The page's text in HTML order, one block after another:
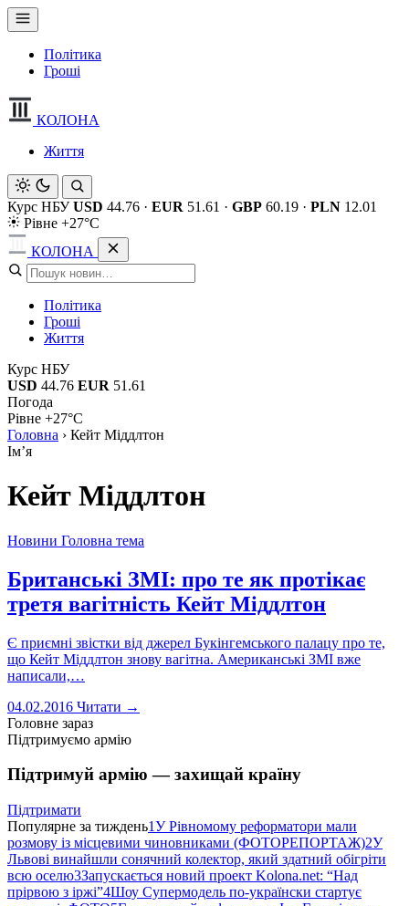
Політика
Гроші
КОЛОНА
Життя
Курс НБУ USD 44.76 · EUR 51.61 · GBP 60.19 · PLN 12.01
Рівне +27°C
КОЛОНА
Політика
Гроші
Життя
Курс НБУ
USD 44.76 EUR 51.61
Погода
Рівне +27°C
Головна › Кейт Міддлтон
Імʼя
Кейт Міддлтон
Новини Головна тема
Британські ЗМІ: про те як протікає
третя вагітність Кейт Міддлтон
Є приємні звістки від джерел Букінгемського палацу про те,
що Кейт Міддлтон знову вагітна. Американські ЗМІ вже
написали,…
04.02.2016 Читати →
Головне зараз
Підтримуємо армію
Підтримуй армію — захищай країну
Підтримати
Популярне за тиждень1У Рівномому реформатори мали
розмову із місцевими чиновниками (ФОТОРЕПОРТАЖ)2У
Львові винайшли сонячний колектор, який здатний обігріти
всю оселю3Запускається новий проект Kolona.net: “Над
прірвою з іржі”4Шоу Супермодель по-українски стартує